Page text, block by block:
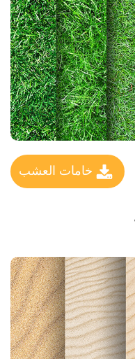
خامات العشب